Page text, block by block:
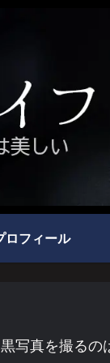
ロフィール
写真を撮る